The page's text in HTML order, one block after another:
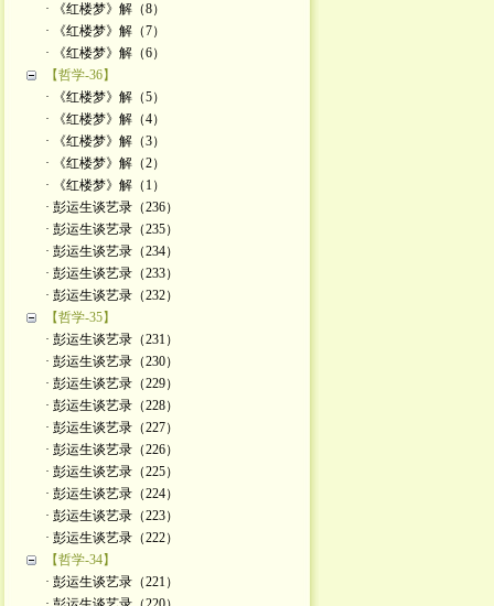
· 《红楼梦》解（8）
· 《红楼梦》解（7）
· 《红楼梦》解（6）
【哲学-36】
· 《红楼梦》解（5）
· 《红楼梦》解（4）
· 《红楼梦》解（3）
· 《红楼梦》解（2）
· 《红楼梦》解（1）
· 彭运生谈艺录（236）
· 彭运生谈艺录（235）
· 彭运生谈艺录（234）
· 彭运生谈艺录（233）
· 彭运生谈艺录（232）
【哲学-35】
· 彭运生谈艺录（231）
· 彭运生谈艺录（230）
· 彭运生谈艺录（229）
· 彭运生谈艺录（228）
· 彭运生谈艺录（227）
· 彭运生谈艺录（226）
· 彭运生谈艺录（225）
· 彭运生谈艺录（224）
· 彭运生谈艺录（223）
· 彭运生谈艺录（222）
【哲学-34】
· 彭运生谈艺录（221）